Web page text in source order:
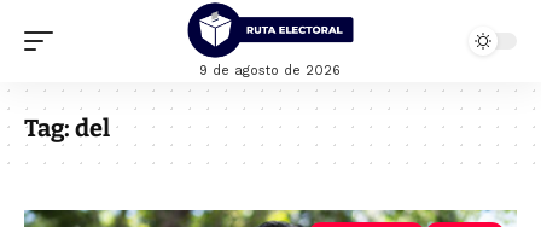
9 de agosto de 2026
Tag: del